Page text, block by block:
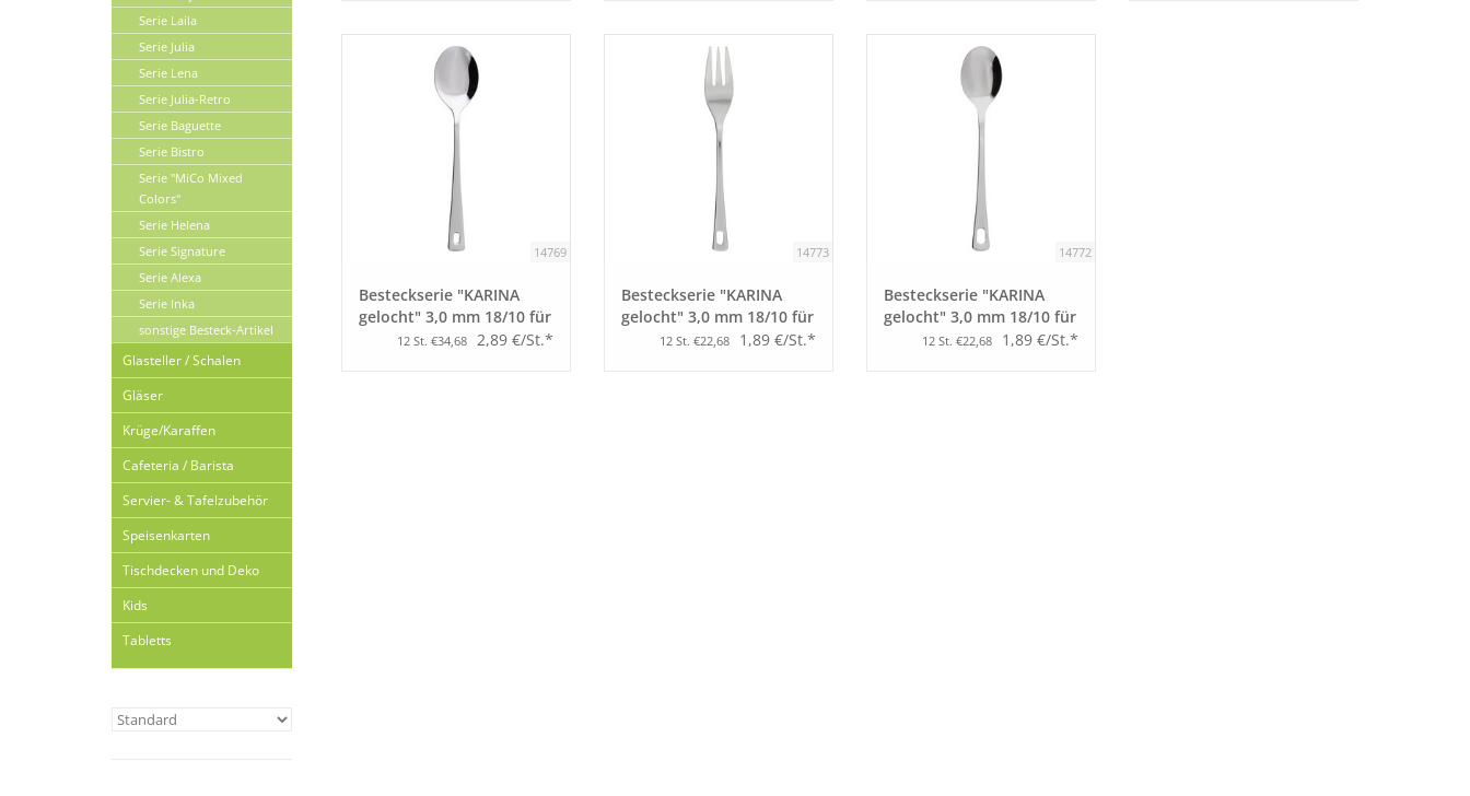
Serie Laila
Serie Julia
Serie Lena
Serie Julia-Retro
Serie Baguette
Serie Bistro
Serie "MiCo Mixed
Colors"
Serie Helena
Serie Signature
Serie Alexa
Serie Inka
sonstige Besteck-Artikel
Glasteller / Schalen
Gläser
Krüge/Karaffen
Cafeteria / Barista
Servier- & Tafelzubehör
Speisenkarten
Tischdecken und Deko
Kids
Tabletts
14769
Besteckserie "KARINA
gelocht" 3,0 mm 18/10 für
Besteckständer Tafellöffel
12 St. €34,68 2,89 €/St.*
14773
Besteckserie "KARINA
gelocht" 3,0 mm 18/10 für
Besteckständer
12 St. €22,68 1,89 €/St.*
14772
Besteckserie "KARINA
gelocht" 3,0 mm 18/10 für
Besteckständer
12 St. €22,68 1,89 €/St.*